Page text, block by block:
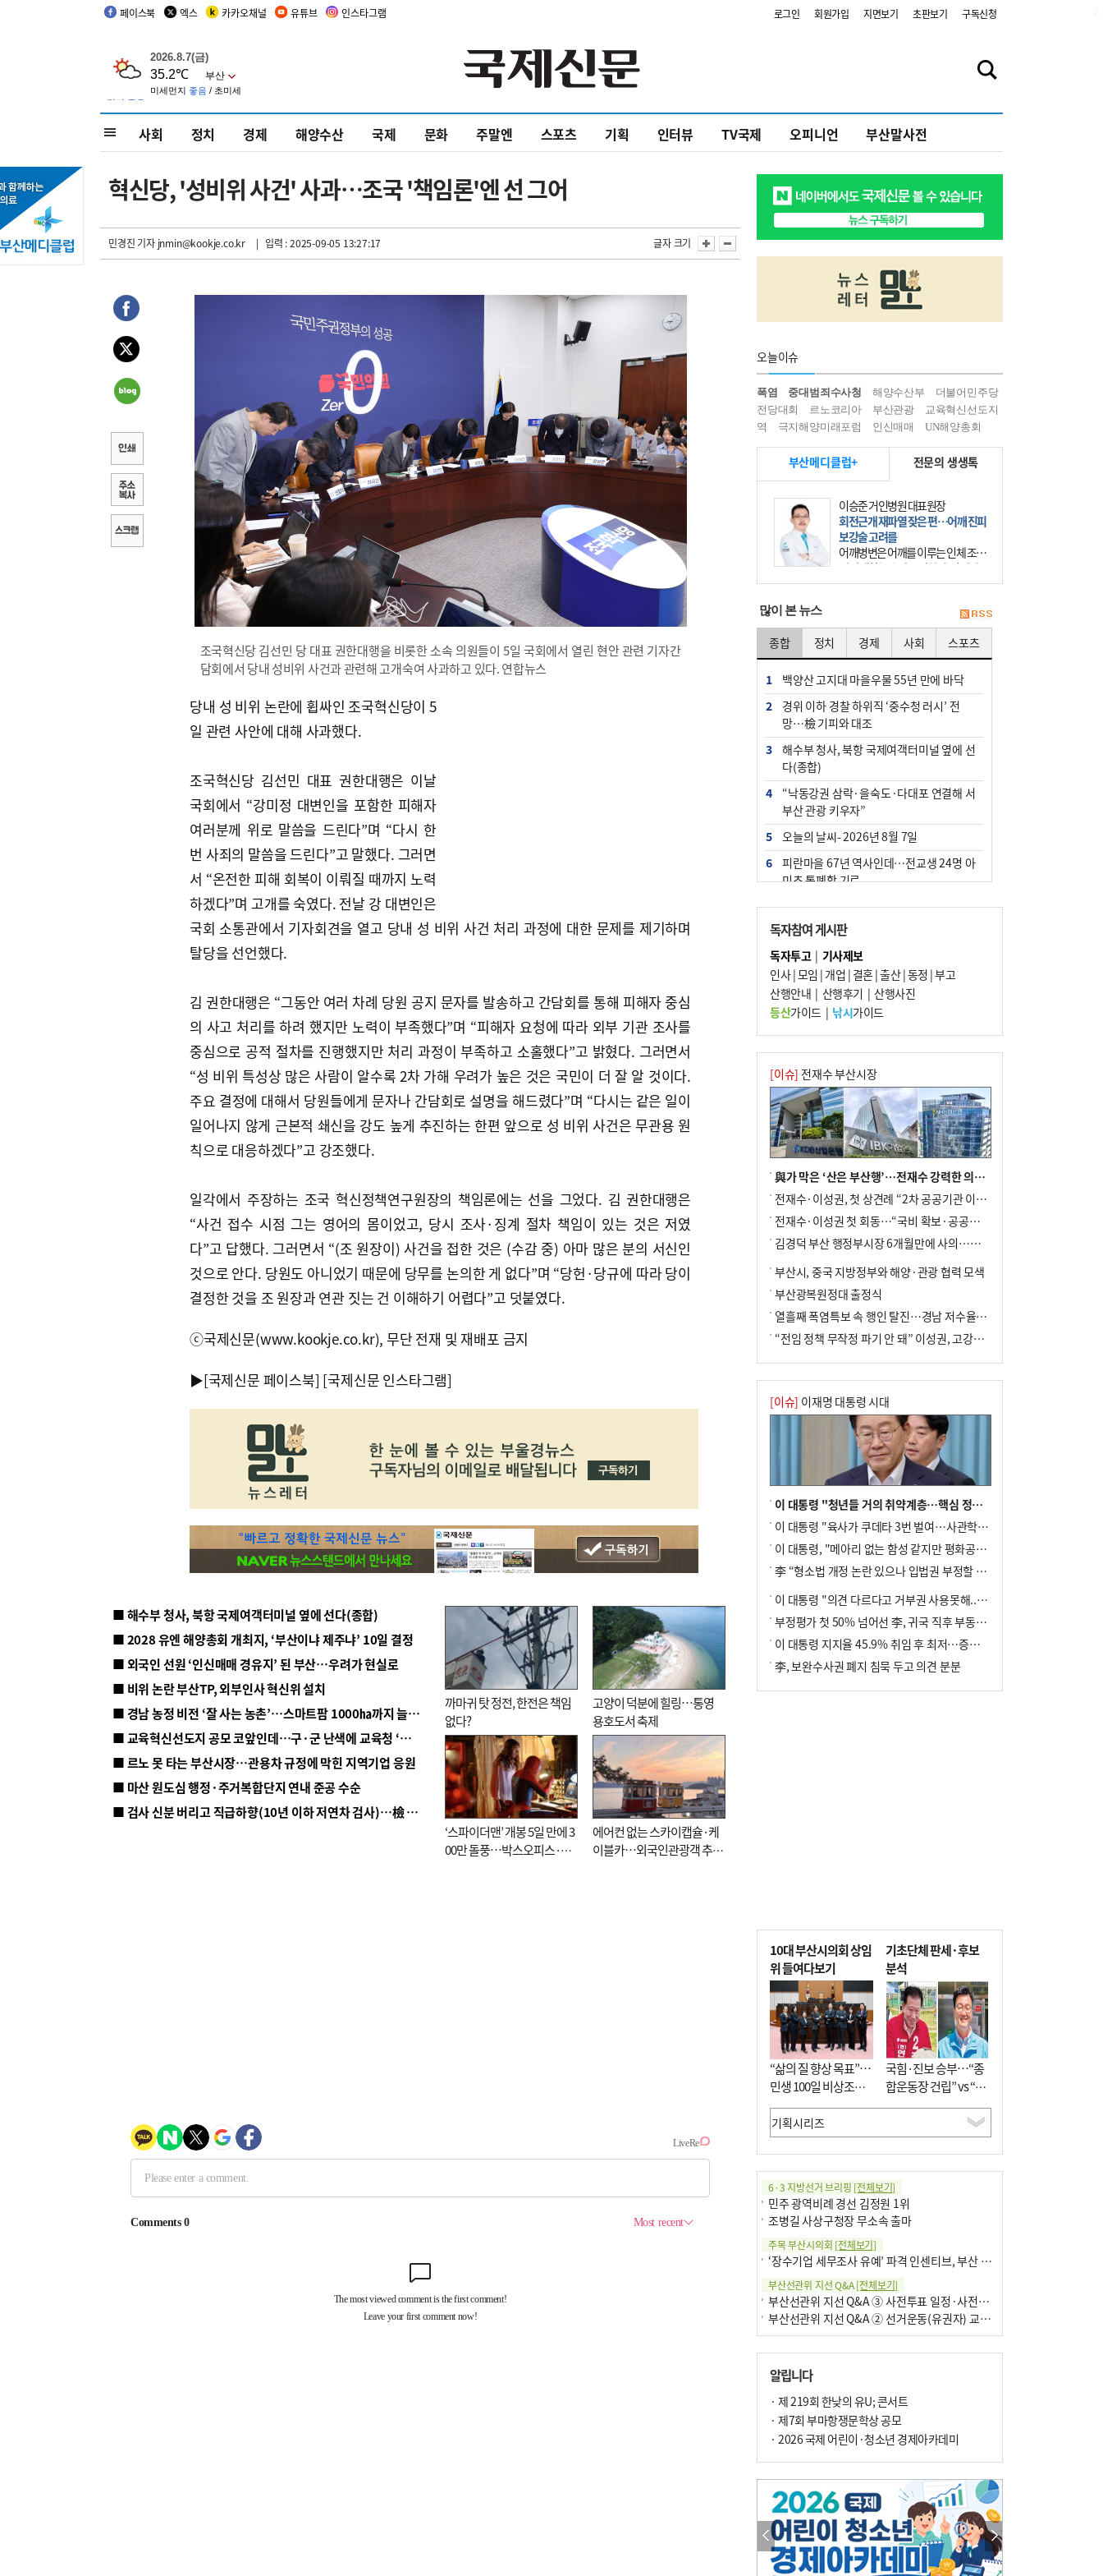
페이스북 엑스 카카오채널 유튜브 인스타그램 로그인 회원가입 지면보기 초판보기 구독신청
사회 정치 경제 해양수산 국제 문화 주말엔 스포츠 기획 인터뷰 TV국제 오피니언 부산말사전
혁신당, '성비위 사건' 사과…조국 '책임론'엔 선 그어
민경진 기자jnmin@kookje.co.kr | 입력 : 2025-09-05 13:27:17 글자 크기
조국혁신당 김선민 당 대표 권한대행을 비롯한 소속 의원들이 5일 국회에서 열린 현안 관련 기자간
담회에서 당내 성비위 사건과 관련해 고개숙여 사과하고 있다. 연합뉴스
당내 성 비위 논란에 휩싸인 조국혁신당이 5
일 관련 사안에 대해 사과했다.
조국혁신당 김선민 대표 권한대행은 이날
국회에서 “강미정 대변인을 포함한 피해자
여러분께 위로 말씀을 드린다”며 “다시 한
번 사죄의 말씀을 드린다”고 말했다. 그러면
서 “온전한 피해 회복이 이뤄질 때까지 노력
하겠다”며 고개를 숙였다. 전날 강 대변인은
국회 소통관에서 기자회견을 열고 당내 성 비위 사건 처리 과정에 대한 문제를 제기하며
탈당을 선언했다.
김 권한대행은 “그동안 여러 차례 당원 공지 문자를 발송하고 간담회를 통해 피해자 중심
의 사고 처리를 하려 했지만 노력이 부족했다”며 “피해자 요청에 따라 외부 기관 조사를
중심으로 공적 절차를 진행했지만 처리 과정이 부족하고 소홀했다”고 밝혔다. 그러면서
“성 비위 특성상 많은 사람이 알수록 2차 가해 우려가 높은 것은 국민이 더 잘 알 것이다.
주요 결정에 대해서 당원들에게 문자나 간담회로 설명을 해드렸다”며 “다시는 같은 일이
일어나지 않게 근본적 쇄신을 강도 높게 추진하는 한편 앞으로 성 비위 사건은 무관용 원
칙으로 대응하겠다”고 강조했다.
일각에서 주장하는 조국 혁신정책연구원장의 책임론에는 선을 그었다. 김 권한대행은
“사건 접수 시점 그는 영어의 몸이었고, 당시 조사·징계 절차 책임이 있는 것은 저였
다”고 답했다. 그러면서 “(조 원장이) 사건을 접한 것은 (수감 중) 아마 많은 분의 서신인
것으로 안다. 당원도 아니었기 때문에 당무를 논의한 게 없다”며 “당헌·당규에 따라 당이
결정한 것을 조 원장과 연관 짓는 건 이해하기 어렵다”고 덧붙였다.
ⓒ국제신문(www.kookje.co.kr), 무단 전재 및 재배포 금지
▶[국제신문 페이스북] [국제신문 인스타그램]
■ 해수부 청사, 북항 국제여객터미널 옆에 선다(종합)
■ 2028 유엔 해양총회 개최지, ‘부산이냐 제주냐’ 10일 결정
■ 외국인 선원 ‘인신매매 경유지’ 된 부산…우려가 현실로
■ 비위 논란 부산TP, 외부인사 혁신위 설치
■ 경남 농정 비전 ‘잘 사는 농촌’…스마트팜 1000㏊까지 늘린다
■ 교육혁신선도지 공모 코앞인데…구·군 난색에 교육청 ‘쩔쩔’
■ 르노 못 타는 부산시장…관용차 규정에 막힌 지역기업 응원
■ 마산 원도심 행정·주거복합단지 연내 준공 수순
■ 검사 신분 버리고 직급하향(10년 이하 저연차 검사)…檢 중수청행 기피
까마귀 탓 정전, 한전은 책임
없다?
고양이 덕분에 힐링…통영
용호도서 축제
‘스파이더맨’ 개봉 5일 만에 3
00만 돌풍…박스오피스·예
에어컨 없는 스카이캡슐·케
이블카…외국인관광객 추억
오늘이슈
폭염 중대범죄수사청 해양수산부
더불어민주당
전당대회
르노코리아 부산관광
교육혁신선도지
역
극지해양미래포럼 인신매매 UN해양총회
부산메디클럽+ 전문의 생생톡
이승준 거인병원 대표원장
회전근개 재파열 잦은 편…어깨 진피
보강술 고려를
어깨병변은 어깨를 이루는 인체 조직
에 발생하는 손상을 말한다. 여기에
는 오십견과 회전근개 증후군, 어깨
많이 본 뉴스
종합 정치 경제 사회 스포츠
1
백양산 고지대 마을우물 55년 만에 바닥
2
경위 이하 경찰 하위직 ‘중수청 러시’ 전
망…檢 기피와 대조
3
해수부 청사, 북항 국제여객터미널 옆에 선
다(종합)
4
“낙동강권 삼락·을숙도·다대포 연결해 서
부산 관광 키우자”
5
오늘의 날씨- 2026년 8월 7일
6
피란마을 67년 역사인데…전교생 24명 아
미초 통폐합 기로
7
부울경 주말부터 비소식…‘극한 폭염’ 한풀
꺾일 듯
8
[사설] 해수부 신청사 북항으로 확정, 해양
수도 도약의 전환점
9
외국인 선원 ‘인신매매 경유지’ 된 부산…
우려가 현실로
10 르노 못 타는 부산시장…관용차 규정에 막
힌 지역기업 응원
독자참여 게시판
독자투고| 기사제보
인사|모임 | 개업 | 결혼|출산|동정 |부고
산행안내 | 산행후기 | 산행사진
등산가이드| 낚시가이드
[이슈] 전재수 부산시장
與가 막은 ‘산은 부산행’…전재수 강력한 의지 표명 없인 공염불
전재수·이성권, 첫 상견례 “2차 공공기관 이전 초당 협력”(종합)
전재수·이성권 첫 회동…“국비 확보·공공기관 이전 협력”
김경덕 부산 행정부시장 6개월만에 사의…후임 인선 촉각
부산시, 중국 지방정부와 해양·관광 협력 모색
부산광복원정대 출정식
열흘째 폭염특보 속 행인 탈진…경남 저수율 평년의 절반
“전임 정책 무작정 파기 안 돼” 이성권, 고강도 ‘전재수 견제’ 예고
[이슈] 이재명 대통령 시대
이 대통령 "청년들 거의 취약계층…핵심 정책 재편""
이 대통령 "육사가 쿠데타 3번 벌여…사관학교 통합 신속히 추진"
이 대통령, "메아리 없는 함성 같지만 평화공존책 계속해야"
李 “형소법 개정 논란 있으나 입법권 부정할 만큼은 아냐”(종합)
이 대통령 "의견 다르다고 거부권 사용못해.. 입법권 부정할 상황이라 보기 어려워"
부정평가 첫 50% 넘어선 李, 귀국 직후 부동산·증시 점검(종합)
이 대통령 지지율 45.9% 취임 후 최저…증시 폭락·연임 개헌 논란 영향
李, 보완수사권 폐지 침묵 두고 의견 분분
10대 부산시의회 상임
위 들여다보기
“삶의 질 향상 목표”…
민생 100일 비상조치
면밀 심사
기초단체 판세·후보
분석
국힘·진보 승부…“종
합운동장 건립” vs “출
근 공공버스 도입”
6·3 지방선거 브리핑 [전체보기]
민주 광역비례 경선 김정원 1위
조병길 사상구청장 무소속 출마
주목 부산시의회 [전체보기]
‘장수기업 세무조사 유예’ 파격 인센티브, 부산 유출 막을까
부산선관위 지선 Q&A[전체보기]
부산선관위 지선 Q&A ③ 사전투표 일정·사전투표함 보관
부산선관위 지선 Q&A ② 선거운동(유권자) 교육감투표용지
알립니다
· 제 219회 한낮의 유U; 콘서트
· 제7회 부마항쟁문학상 공모
· 2026 국제 어린이·청소년 경제아카데미